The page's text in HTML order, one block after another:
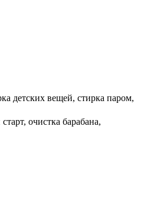
детских вещей, стирка паром,
очистка барабана,